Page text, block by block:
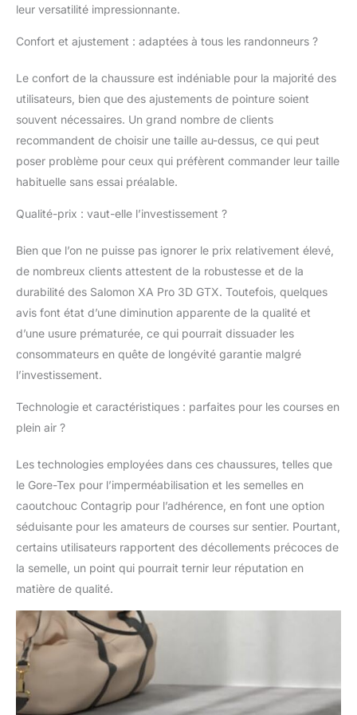
remplir : garder vos
Couleurs: Black, Black,
Homme; Taille FR
leur versatilité impressionnante.
Confort et ajustement : adaptées à tous les randonneurs ?
Le confort de la chaussure est indéniable pour la majorité des
utilisateurs, bien que des ajustements de pointure soient
souvent nécessaires. Un grand nombre de clients
recommandent de choisir une taille au-dessus, ce qui peut
poser problème pour ceux qui préfèrent commander leur taille
habituelle sans essai préalable.
Qualité-prix : vaut-elle l’investissement ?
Bien que l’on ne puisse pas ignorer le prix relativement élevé,
de nombreux clients attestent de la robustesse et de la
durabilité des Salomon XA Pro 3D GTX. Toutefois, quelques
avis font état d’une diminution apparente de la qualité et
d’une usure prématurée, ce qui pourrait dissuader les
consommateurs en quête de longévité garantie malgré
l’investissement.
Technologie et caractéristiques : parfaites pour les courses en
plein air ?
Les technologies employées dans ces chaussures, telles que
le Gore-Tex pour l’imperméabilisation et les semelles en
caoutchouc Contagrip pour l’adhérence, en font une option
séduisante pour les amateurs de courses sur sentier. Pourtant,
certains utilisateurs rapportent des décollements précoces de
la semelle, un point qui pourrait ternir leur réputation en
matière de qualité.